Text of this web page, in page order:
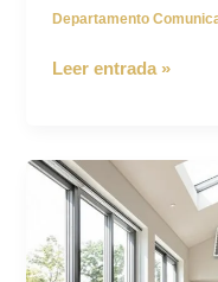
Departamento
Materiales
futuro
de
construcción
responsable
Leer entrada »